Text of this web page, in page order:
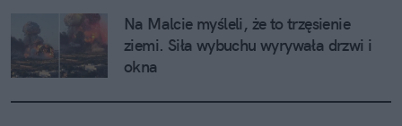
Na Malcie myśleli, że to trzęsienie
ziemi. Siła wybuchu wyrywała drzwi i
okna